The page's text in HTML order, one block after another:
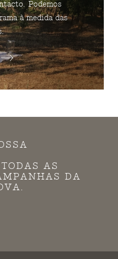
Podemos
à medida das
AS
DA